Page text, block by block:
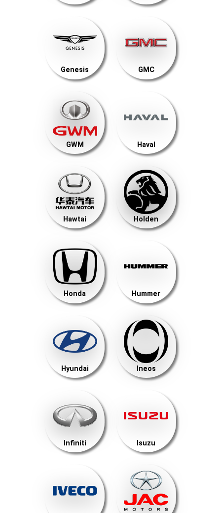
Genesis GMC
GWM Haval
Hawtai Holden
Honda Hummer
Hyundai Ineos
Infiniti Isuzu